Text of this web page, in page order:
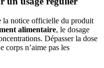
la notice officielle du produit
alimentaire, le dosage
Dépasser la dose
corps n’aime pas les